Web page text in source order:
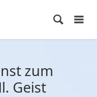
zum
Geist